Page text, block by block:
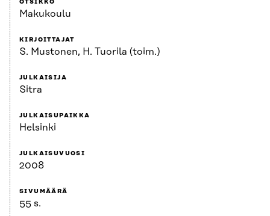
OTSIKKO
Makukoulu
KIRJOITTAJAT
S. Mustonen, H. Tuorila (toim.)
JULKAISIJA
Sitra
JULKAISUPAIKKA
Helsinki
JULKAISUVUOSI
2008
SIVUMÄÄRÄ
55 s.